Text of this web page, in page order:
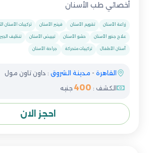
أخصائي طب الأسنان
زراعة الأسنان تقويم الأسنان فينير الأسنان تركيبات الأسنان
علاج جذور الأسنان حشو الأسنان تبييض الأسنان تنظيف
أسنان الأطفال تركيبات متحركة جراحة الأسنان
القاهرة - مدينة الشروق : داون تاون مول
الكشف : 400 جنيه
احجز الان